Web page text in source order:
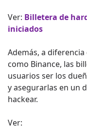
Ver: Billetera de
iniciados
Además, a
como Binance, las
usuarios ser los
y asegurarlas en un
hackear.
Ver: